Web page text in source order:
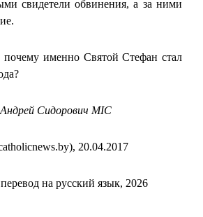
свидетели обвинения, а за ними
почему именно Святой Стефан стал
Сидорович MIC
20.04.2017
на русский язык, 2026